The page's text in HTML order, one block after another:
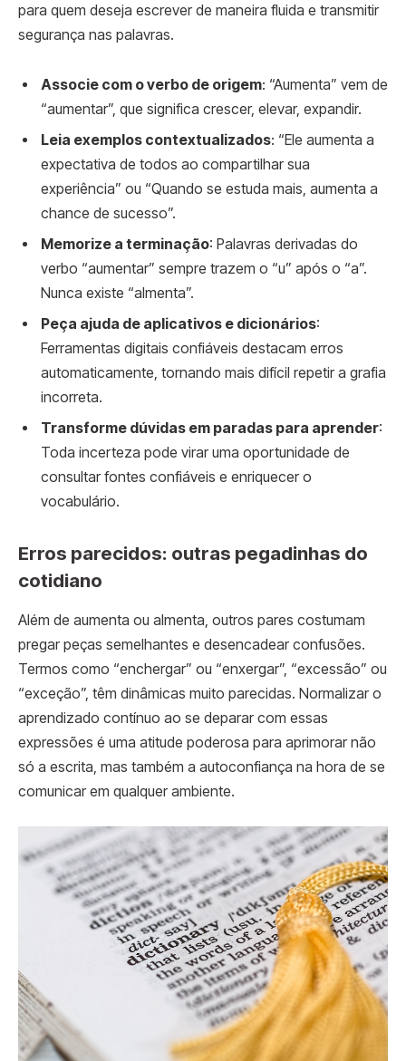
para quem deseja escrever de maneira fluida e transmitir
segurança nas palavras.
Associe com o verbo de origem: “Aumenta” vem de
“aumentar”, que significa crescer, elevar, expandir.
Leia exemplos contextualizados: “Ele aumenta a
expectativa de todos ao compartilhar sua
experiência” ou “Quando se estuda mais, aumenta a
chance de sucesso”.
Memorize a terminação: Palavras derivadas do
verbo “aumentar” sempre trazem o “u” após o “a”.
Nunca existe “almenta”.
Peça ajuda de aplicativos e dicionários:
Ferramentas digitais confiáveis destacam erros
automaticamente, tornando mais difícil repetir a grafia
incorreta.
Transforme dúvidas em paradas para aprender:
Toda incerteza pode virar uma oportunidade de
consultar fontes confiáveis e enriquecer o
vocabulário.
Erros parecidos: outras pegadinhas do
cotidiano
Além de aumenta ou almenta, outros pares costumam
pregar peças semelhantes e desencadear confusões.
Termos como “enchergar” ou “enxergar”, “excessão” ou
“exceção”, têm dinâmicas muito parecidas. Normalizar o
aprendizado contínuo ao se deparar com essas
expressões é uma atitude poderosa para aprimorar não
só a escrita, mas também a autoconfiança na hora de se
comunicar em qualquer ambiente.